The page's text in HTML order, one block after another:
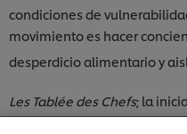
condiciones de
movimiento es hacer
desperdicio alimentario y
Les Tablée des Chefs; la
inseguridad alimentaria y
Utilizamos
similares) para
Las cookies te
compra online),
sociales (en